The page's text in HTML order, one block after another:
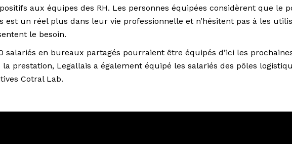
aux équipes des RH. Les personnes équipées considèrent que le
est un réel plus dans leur vie professionnelle et n’hésitent pas à les
le besoin.
salariés en bureaux partagés pourraient être équipés d’ici les
la prestation, Legallais a également équipé les salariés des pôles
Cotral Lab.